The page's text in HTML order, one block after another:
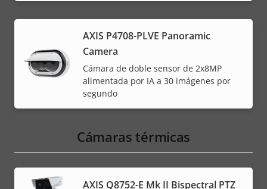
AXIS P4708-PLVE Panoramic
Camera
Cámara de doble sensor de 2x8MP
alimentada por IA a 30 imágenes por
segundo
Cámaras térmicas
AXIS Q8752-E Mk II Bispectral PTZ